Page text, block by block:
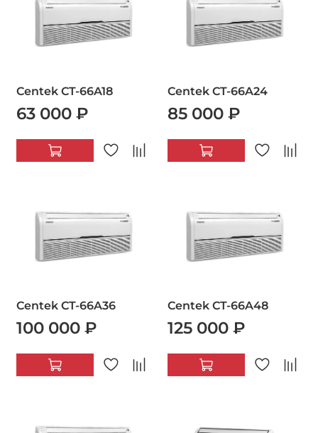
Centek CT-66A18
63 000 ₽
Centek CT-66A24
85 000 ₽
Centek CT-66A36
100 000 ₽
Centek CT-66A48
125 000 ₽